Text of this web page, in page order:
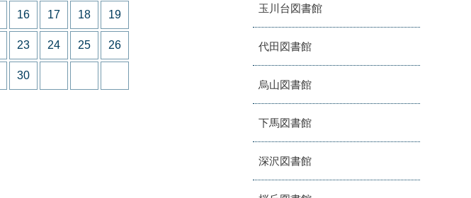
16 17 18 19
23 24 25 26
30
玉川台図書館
代田図書館
烏山図書館
下馬図書館
深沢図書館